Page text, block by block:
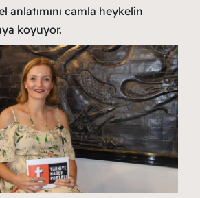
anlatımını camla heykelin
koyuyor.